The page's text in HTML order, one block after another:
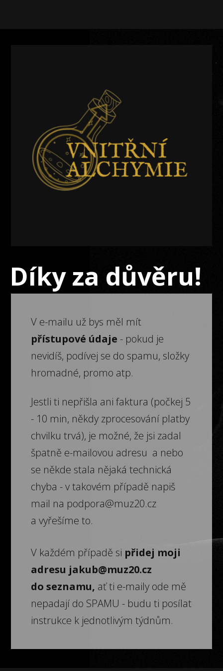
Díky za důvěru!
V e-mailu už bys měl mít
přístupové údaje - pokud je
nevidíš, podívej se do spamu, složky
hromadné, promo atp.
Jestli ti nepřišla ani faktura (počkej 5
- 10 min, někdy zprocesování platby
chvilku trvá), je možné, že jsi zadal
špatně e-mailovou adresu a nebo
se někde stala nějaká technická
chyba - v takovém případě napiš
mail na podpora@muz20.cz
a vyřešíme to.
V každém případě si přidej moji
adresu jakub@muz20.cz
do seznamu, ať ti e-maily ode mě
nepadají do SPAMU - budu ti posílat
instrukce k jednotlivým týdnům.